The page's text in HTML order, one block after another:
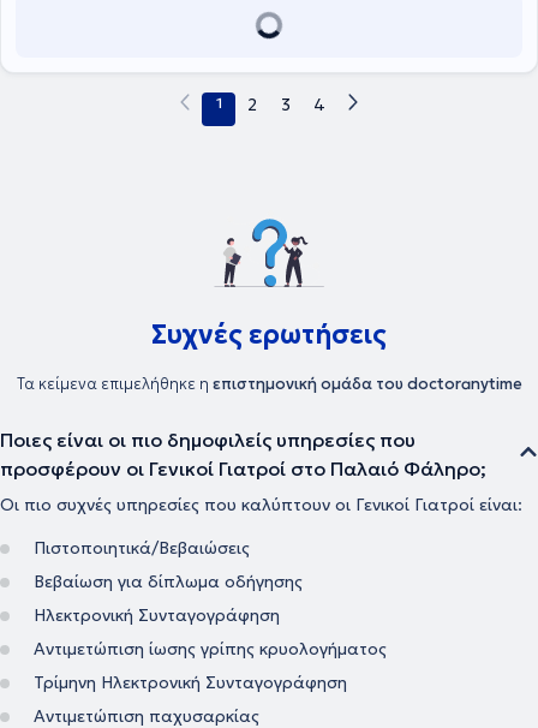
1 2 3 4
Συχνές ερωτήσεις
Τα κείμενα επιμελήθηκε η επιστημονική ομάδα του doctoranytime
Ποιες είναι οι πιο δημοφιλείς υπηρεσίες που
προσφέρουν οι Γενικοί Γιατροί στο Παλαιό Φάληρο;
Οι πιο συχνές υπηρεσίες που καλύπτουν οι Γενικοί Γιατροί είναι:
Πιστοποιητικά/Βεβαιώσεις
Βεβαίωση για δίπλωμα οδήγησης
Ηλεκτρονική Συνταγογράφηση
Αντιμετώπιση ίωσης γρίπης κρυολογήματος
Τρίμηνη Ηλεκτρονική Συνταγογράφηση
Αντιμετώπιση παχυσαρκίας